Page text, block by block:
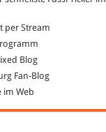
per Stream
Blog
Fan-Blog
im Web